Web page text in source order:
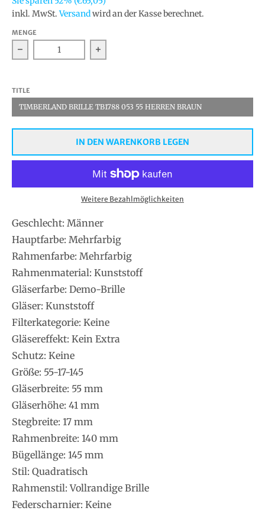
inkl. MwSt.Versandwird an der Kasse berechnet.
MENGE
Verringern Sie die Menge für Timberland Optische
Erhöhen Sie die Menge für
TITLE
TIMBERLAND BRILLE TB1788 053 55 HERREN BRAUN
IN DEN WARENKORB LEGEN
Weitere Bezahlmöglichkeiten
Geschlecht: Männer
Hauptfarbe: Mehrfarbig
Rahmenfarbe: Mehrfarbig
Rahmenmaterial: Kunststoff
Gläserfarbe: Demo-Brille
Gläser: Kunststoff
Filterkategorie: Keine
Gläsereffekt: Kein Extra
Schutz: Keine
Größe: 55-17-145
Gläserbreite: 55 mm
Gläserhöhe: 41 mm
Stegbreite: 17 mm
Rahmenbreite: 140 mm
Bügellänge: 145 mm
Stil: Quadratisch
Rahmenstil: Vollrandige Brille
Federscharnier: Keine